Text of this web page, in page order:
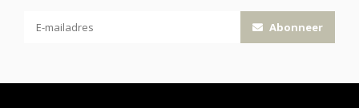
Abonneer